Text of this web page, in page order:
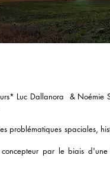
Luc Dallanora & Noémie
problématiques spaciales,
par le biais